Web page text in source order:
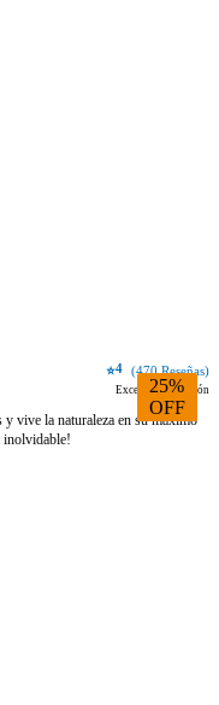
25%
OFF
⭐4 (470 Reseñas)
Excelente ubicación
y vive la naturaleza en su máximo
inolvidable!